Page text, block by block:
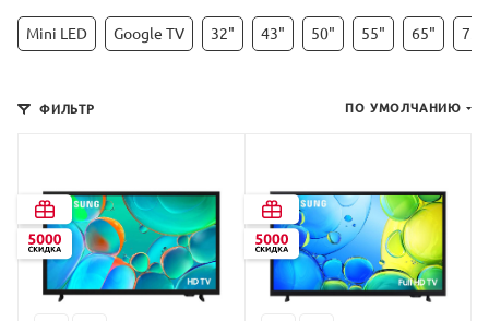
Mini LED Google TV 32" 43" 50" 55" 65" 75"
ФИЛЬТР ПО УМОЛЧАНИЮ